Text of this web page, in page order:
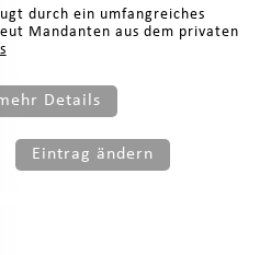
durch ein umfangreiches
Mandanten aus dem privaten
Details
Eintrag ändern